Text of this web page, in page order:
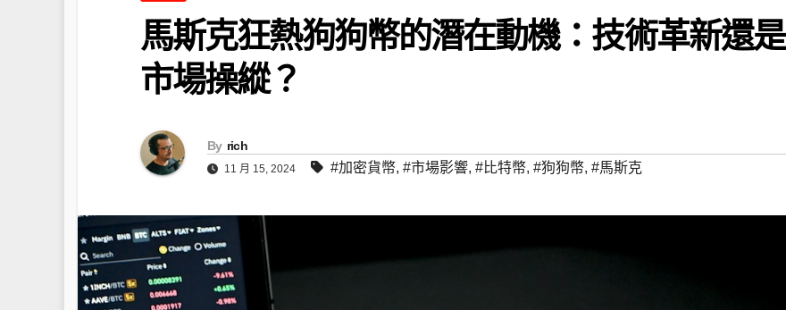
馬斯克狂熱狗狗幣的潛在動機：技術革新還是
市場操縱？
By rich
11 月 15, 2024 #加密貨幣, #市場影響, #比特幣, #狗狗幣, #馬斯克